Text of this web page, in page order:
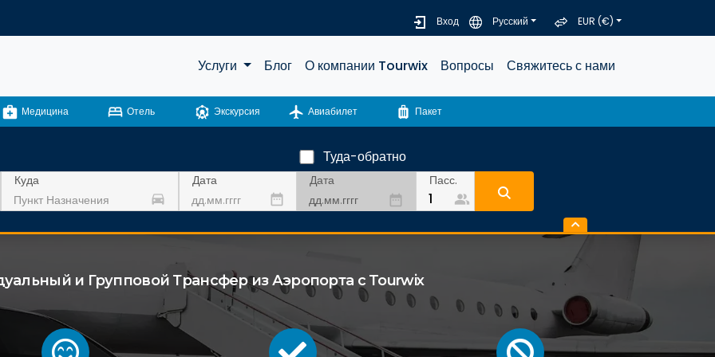
Вход Русский EUR (€)
Услуги Блог О компании Tourwix Вопросы Свяжитесь с нами
medical_services Медицина bed Отель attractions Экскурсия flight Авиабилет luggage Пакет
Куда
drive_eta
Дата
date_range
Туда-обратно
Дата
date_range
Пасс.
people_alt
и Групповой Трансфер из Аэропорта c Tourwix